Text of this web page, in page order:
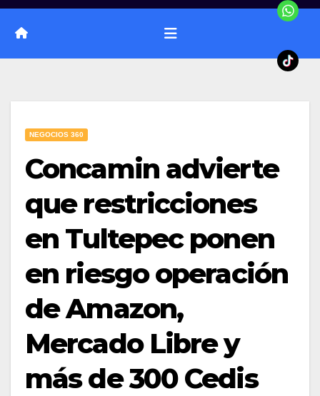
NEGOCIOS 360
Concamin advierte
que restricciones
en Tultepec ponen
en riesgo operación
de Amazon,
Mercado Libre y
más de 300 Cedis